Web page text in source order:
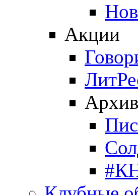
Акции
Архив